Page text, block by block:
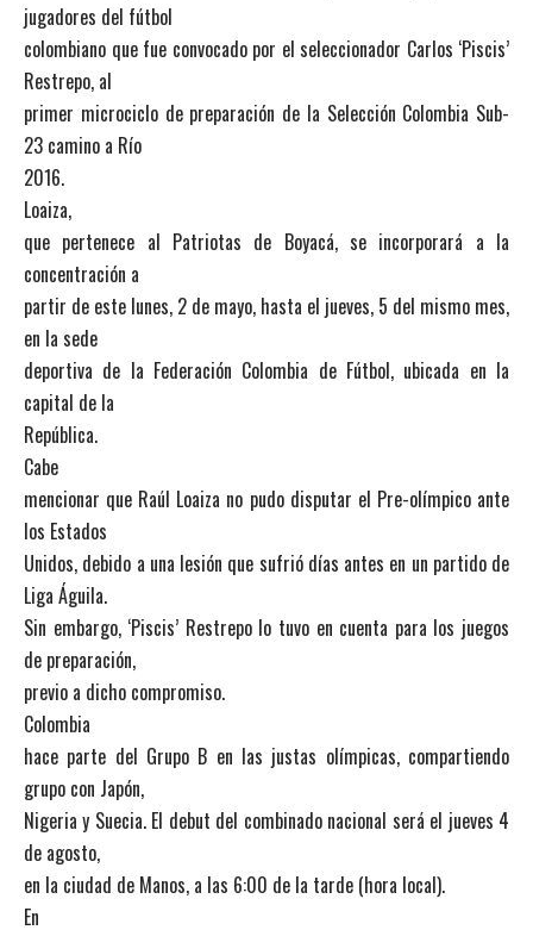
jugadores del fútbol
colombiano que fue convocado por el seleccionador Carlos ‘Piscis’
Restrepo, al
primer microciclo de preparación de la Selección Colombia Sub-
23 camino a Río
2016.
Loaiza,
que pertenece al Patriotas de Boyacá, se incorporará a la
concentración a
partir de este lunes, 2 de mayo, hasta el jueves, 5 del mismo mes,
en la sede
deportiva de la Federación Colombia de Fútbol, ubicada en la
capital de la
República.
Cabe
mencionar que Raúl Loaiza no pudo disputar el Pre-olímpico ante
los Estados
Unidos, debido a una lesión que sufrió días antes en un partido de
Liga Águila.
Sin embargo, ‘Piscis’ Restrepo lo tuvo en cuenta para los juegos
de preparación,
previo a dicho compromiso.
Colombia
hace parte del Grupo B en las justas olímpicas, compartiendo
grupo con Japón,
Nigeria y Suecia. El debut del combinado nacional será el jueves 4
de agosto,
en la ciudad de Manos, a las 6:00 de la tarde (hora local).
En